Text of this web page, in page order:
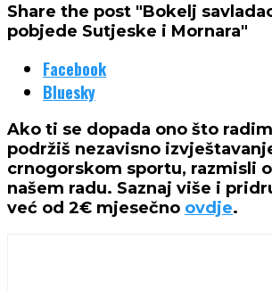
Share the post "Bokelj
pobjede Sutjeske i Mornara"
Facebook
Bluesky
Ako ti se dopada ono što
podržiš nezavisno
crnogorskom sportu, razmisli
našem radu. Saznaj više i
već od 2€ mjesečno ovdje.